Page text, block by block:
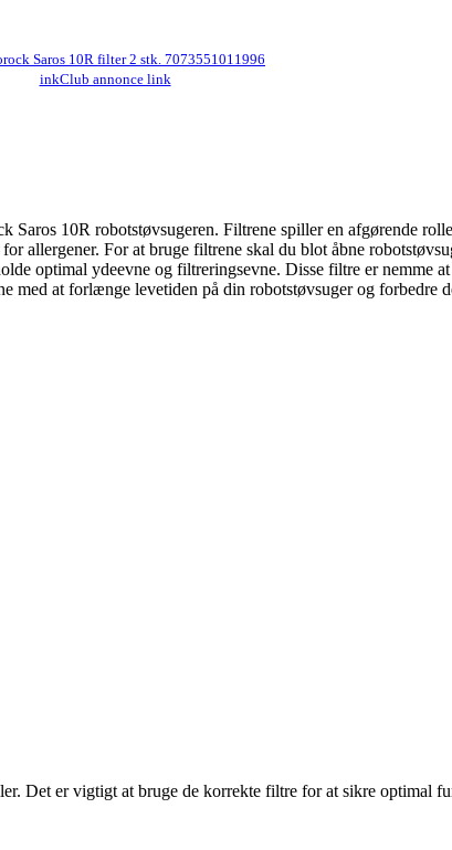
Saros 10R filter 2 stk. 7073551011996
inkClub annonce link
10R robotstøvsugeren. Filtrene spiller en afgørende
allergener. For at bruge filtrene skal du blot åbne
optimal ydeevne og filtreringsevne. Disse filtre er nemme
at forlænge levetiden på din robotstøvsuger og forbedre
Det er vigtigt at bruge de korrekte filtre for at sikre optimal